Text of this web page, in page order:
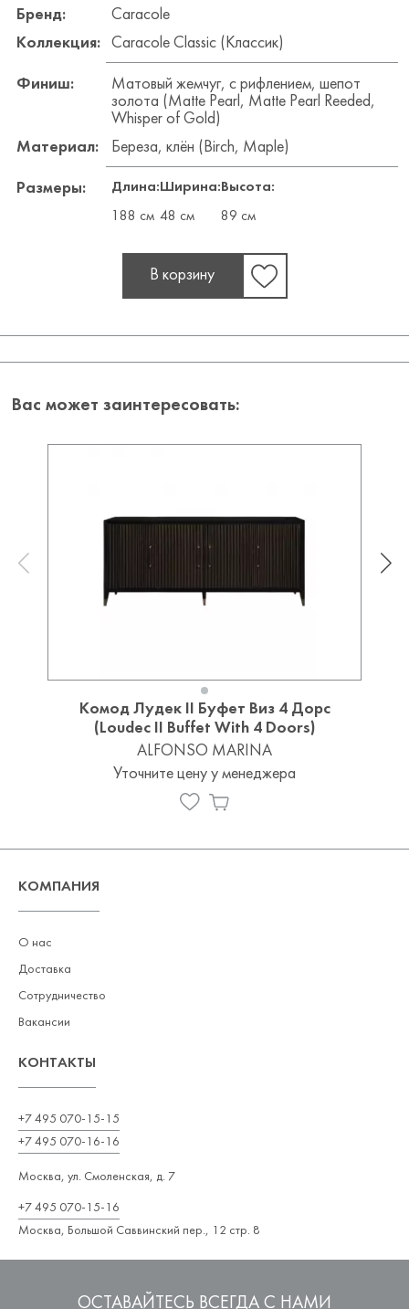
Бренд:
Caracole
Коллекция:
Caracole Classic (Классик)
Финиш:
Матовый жемчуг, с рифлением, шепот
золота (Matte Pearl, Matte Pearl Reeded,
Whisper of Gold)
Материал:
Береза, клён (Birch, Maple)
Размеры:
Длина:
188 см
Ширина:
48 см
Высота:
89 см
В корзину
Вас может заинтересовать:
Комод Лудек II Буфет Виз 4 Дорс
(Loudec II Buffet With 4 Doors)
ALFONSO MARINA
Уточните цену у менеджера
КОМПАНИЯ
О нас
Доставка
Сотрудничество
Вакансии
КОНТАКТЫ
+7 495 070-15-15
+7 495 070-16-16
Москва, ул. Смоленская, д. 7
+7 495 070-15-16
Москва, Большой Саввинский пер., 12 стр. 8
ОСТАВАЙТЕСЬ ВСЕГДА С НАМИ